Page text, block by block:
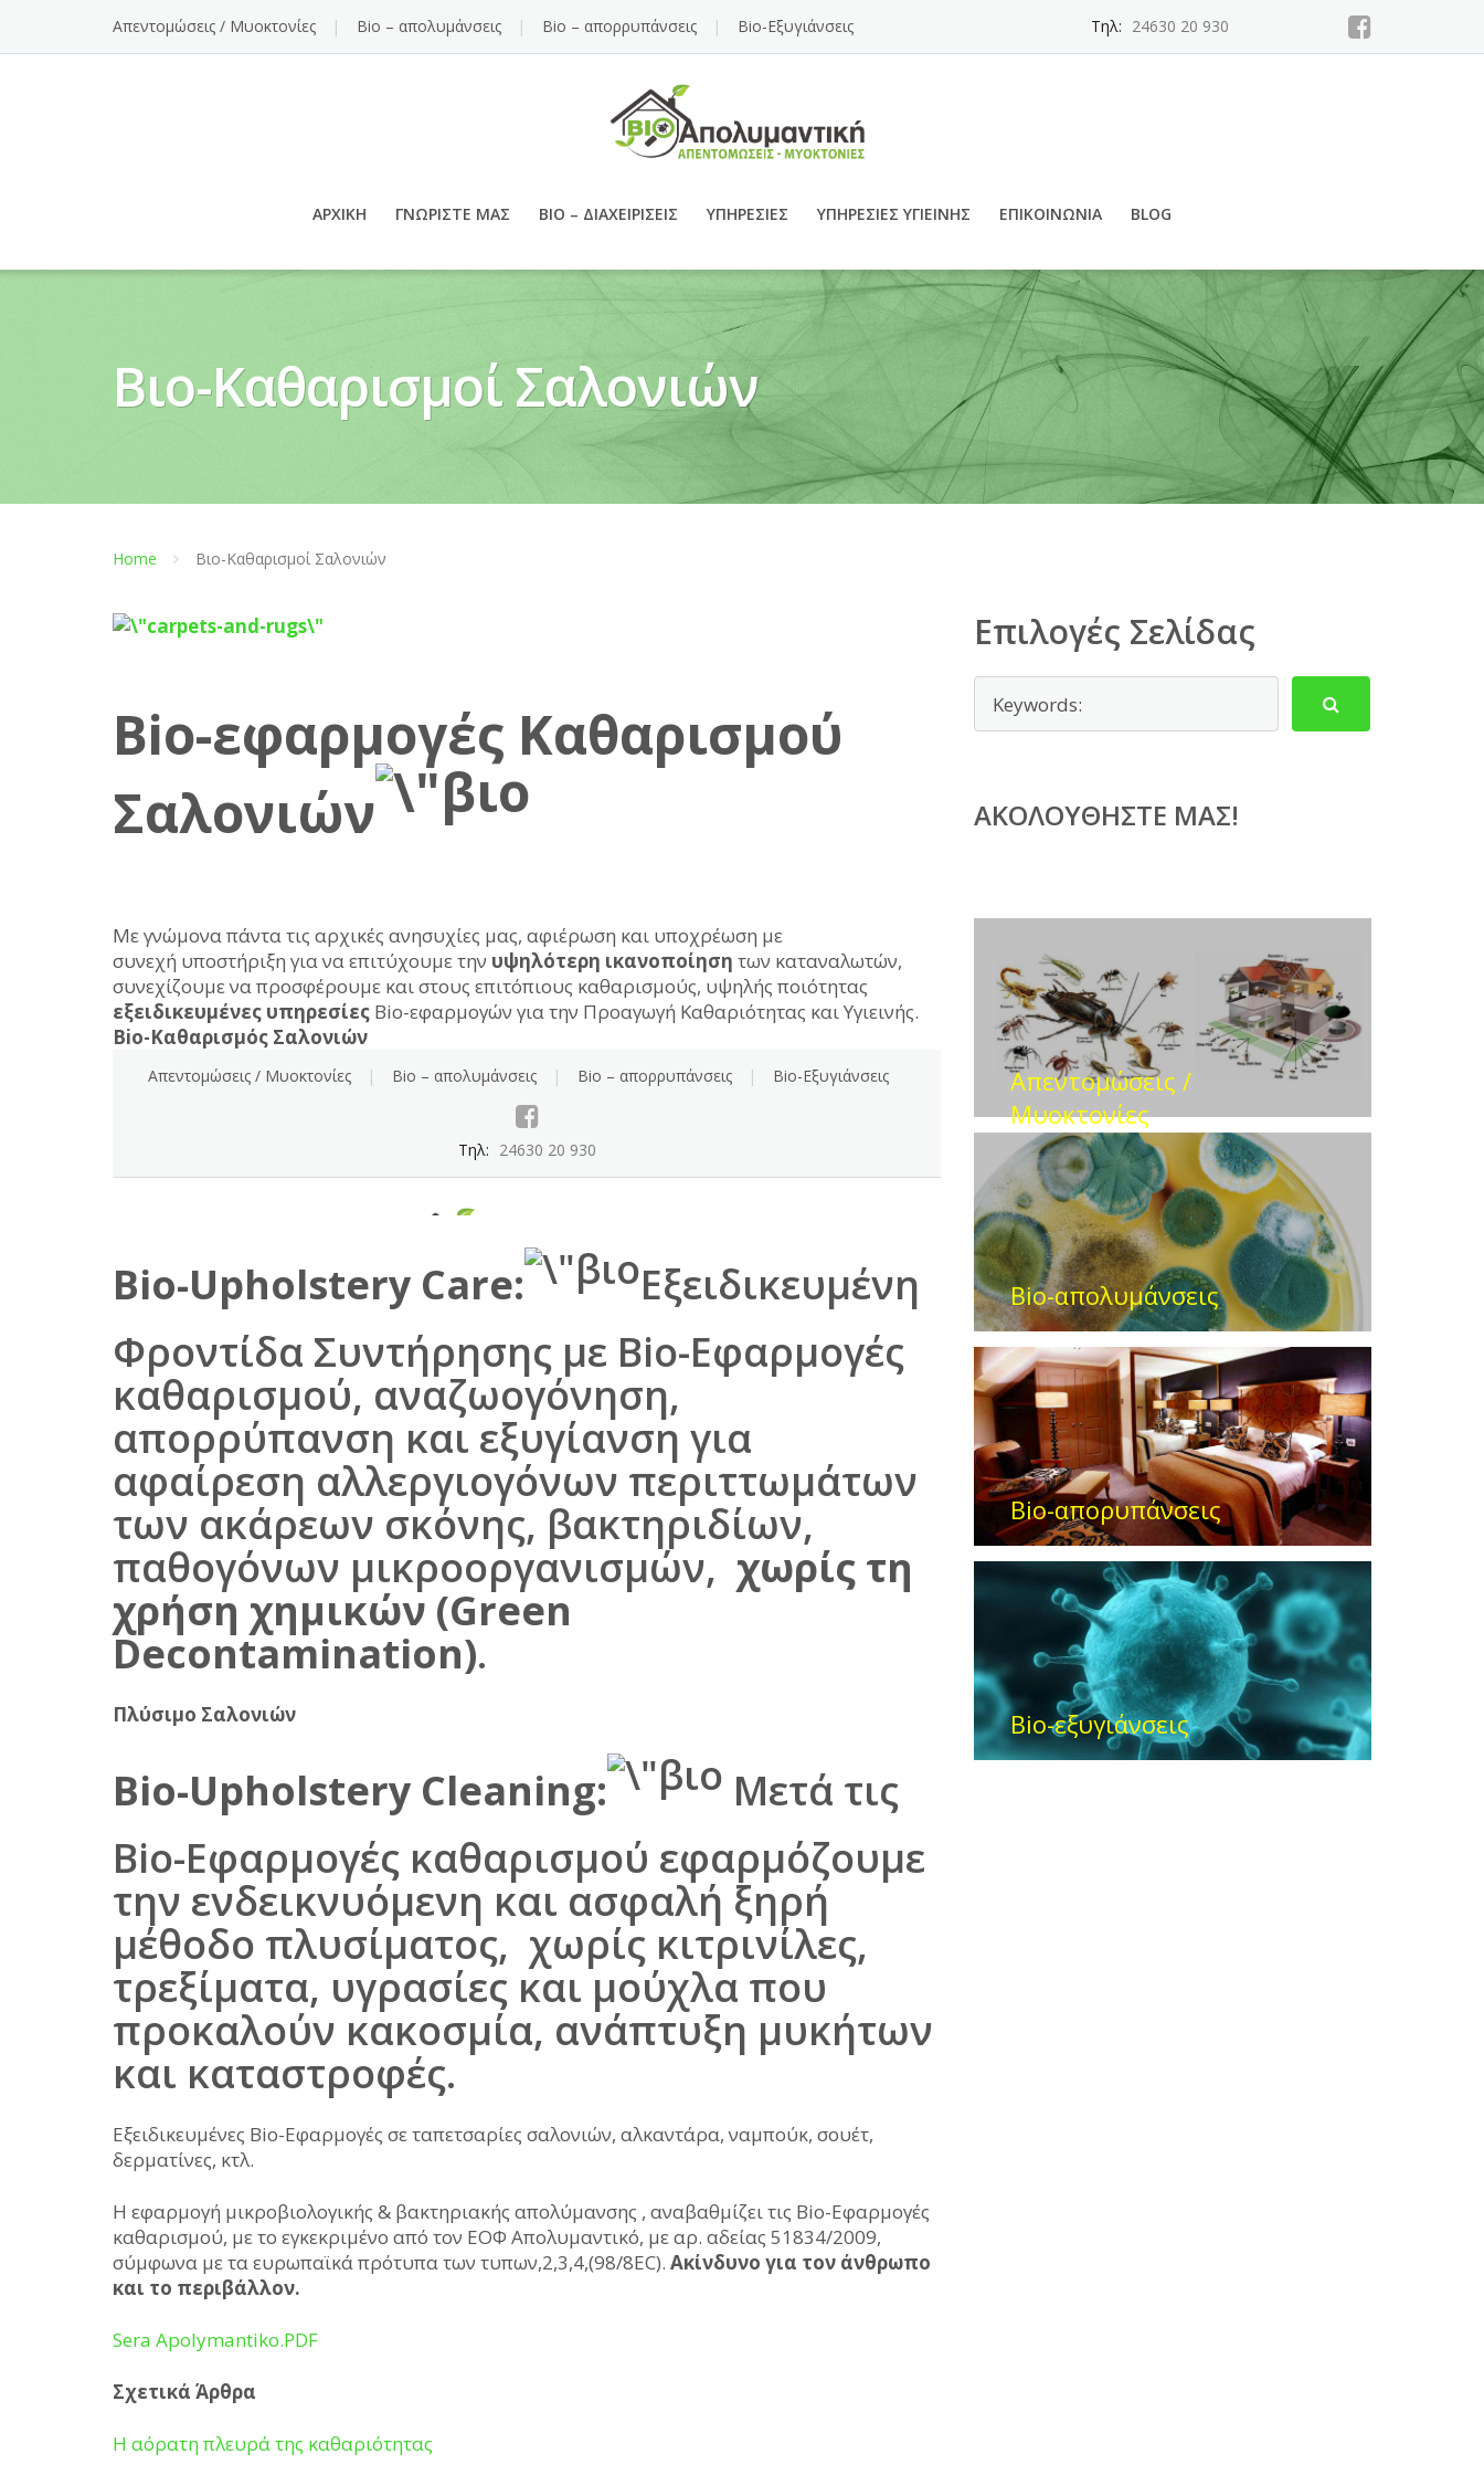
Απεντομώσεις / Μυοκτονίες Bio – απολυμάνσεις Bio – απορρυπάνσεις Bio-Εξυγιάνσεις Τηλ: 24630 20 930
ΑΡΧΙΚΉ ΓΝΩΡΊΣΤΕ ΜΑΣ BIO – ΔΙΑΧΕΙΡΊΣΕΙΣ ΥΠΗΡΕΣΊΕΣ ΥΠΗΡΕΣΊΕΣ ΥΓΙΕΙΝΉΣ ΕΠΙΚΟΙΝΩΝΊΑ BLOG
Βιο-Καθαρισμοί Σαλονιών
Home Βιο-Καθαρισμοί Σαλονιών
Bio-εφαρμογές Καθαρισμού
Σαλονιών
Με γνώμονα πάντα τις αρχικές ανησυχίες μας, αφιέρωση και υποχρέωση με
συνεχή υποστήριξη για να επιτύχουμε την υψηλότερη ικανοποίηση των καταναλωτών,
συνεχίζουμε να προσφέρουμε και στους επιτόπιους καθαρισμούς, υψηλής ποιότητας
εξειδικευμένες υπηρεσίες Bio-εφαρμογών για την Προαγωγή Καθαριότητας και Υγιεινής.
Bio-Καθαρισμός Σαλονιών
Βio-Upholstery Care:
Εξειδικευμένη
Φροντίδα Συντήρησης με Bio-Εφαρμογές
καθαρισμού, αναζωογόνηση,
απορρύπανση και εξυγίανση για
αφαίρεση αλλεργιογόνων περιττωμάτων
των ακάρεων σκόνης, βακτηριδίων,
παθογόνων μικροοργανισμών, χωρίς τη
χρήση χημικών (Green
Decontamination).
Πλύσιμο Σαλονιών
Bio-Upholstery Cleaning:
Μετά τις
Bio-Εφαρμογές καθαρισμού εφαρμόζουμε
την ενδεικνυόμενη και ασφαλή ξηρή
μέθοδο πλυσίματος, χωρίς κιτρινίλες,
τρεξίματα, υγρασίες και μούχλα που
προκαλούν κακοσμία, ανάπτυξη μυκήτων
και καταστροφές.
Εξειδικευμένες Bio-Εφαρμογές σε ταπετσαρίες σαλονιών, αλκαντάρα, ναμπούκ, σουέτ,
δερματίνες, κτλ.
Η εφαρμογή μικροβιολογικής & βακτηριακής απολύμανσης , αναβαθμίζει τις Bio-Εφαρμογές
καθαρισμού, με το εγκεκριμένο από τον ΕΟΦ Απολυμαντικό, με αρ. αδείας 51834/2009,
σύμφωνα με τα ευρωπαϊκά πρότυπα των τυπων,2,3,4,(98/8EC). Aκίνδυνο για τον άνθρωπο
και το περιβάλλον.
Sera Apolymantiko.PDF
Σχετικά Άρθρα
Η αόρατη πλευρά της καθαριότητας
Επιλογές Σελίδας
ΑΚΟΛΟΥΘΉΣΤΕ ΜΑΣ!